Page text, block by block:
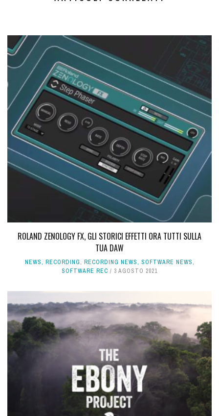
ROLAND ZENOLOGY FX, GLI STORICI EFFETTI ORA TUTTI SULLA
TUA DAW
NEWS, RECORDING, RECORDING NEWS, SOFTWARE NEWS,
SOFTWARE REC
3 AGOSTO 2021